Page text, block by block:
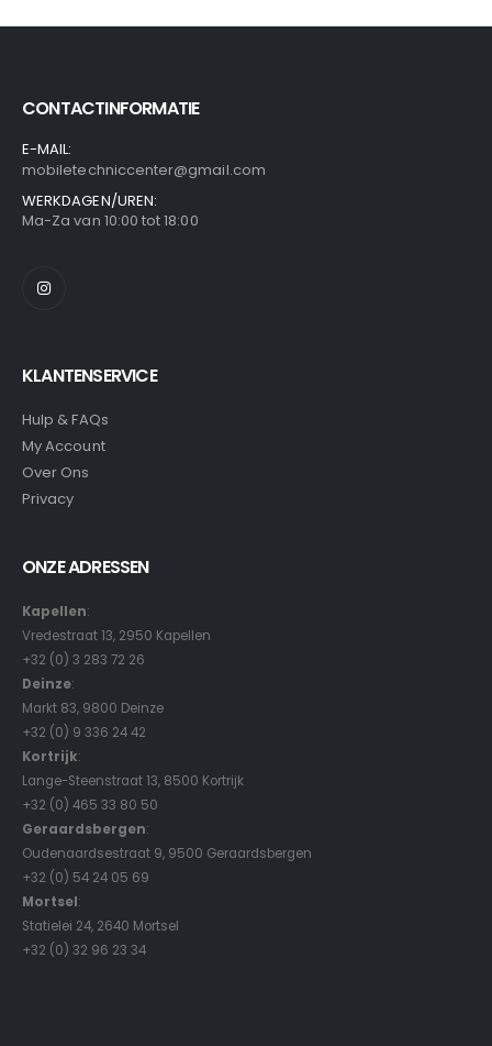
CONTACTINFORMATIE
E-MAIL:
mobiletechniccenter@gmail.com
WERKDAGEN/UREN:
Ma-Za van 10:00 tot 18:00
KLANTENSERVICE
Hulp & FAQs
My Account
Over Ons
Privacy
ONZE ADRESSEN
Kapellen:
Vredestraat 13, 2950 Kapellen
+32 (0) 3 283 72 26
Deinze:
Markt 83, 9800 Deinze
+32 (0) 9 336 24 42
Kortrijk:
Lange-Steenstraat 13, 8500 Kortrijk
+32 (0) 465 33 80 50
Geraardsbergen:
Oudenaardsestraat 9, 9500 Geraardsbergen
+32 (0) 54 24 05 69
Mortsel:
Statielei 24, 2640 Mortsel
+32 (0) 32 96 23 34